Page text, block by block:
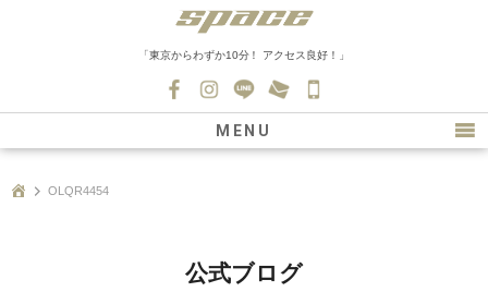
「東京からわずか10分！ アクセス良好！」
0139
MENU
新車情報
OLQR4454
公式ブログ